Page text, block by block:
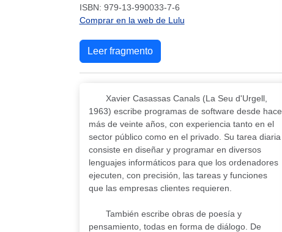
ISBN: 979-13-990033-7-6
Comprar en la web de Lulu
Leer fragmento
Xavier Casassas Canals (La Seu d'Urgell,
1963) escribe programas de software desde hace
más de veinte años, con experiencia tanto en el
sector público como en el privado. Su tarea diaria
consiste en diseñar y programar en diversos
lenguajes informáticos para que los ordenadores
ejecuten, con precisión, las tareas y funciones
que las empresas clientes requieren.
También escribe obras de poesía y
pensamiento, todas en forma de diálogo. De